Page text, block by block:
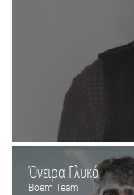
Όνειρα Γλυκά
Boem Team